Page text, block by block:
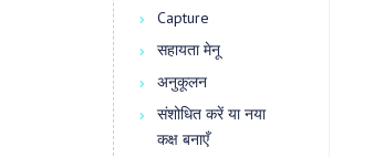
Capture
सहायता मेनू
अनुकूलन
संशोधित करें या नया
कक्ष बनाएँ